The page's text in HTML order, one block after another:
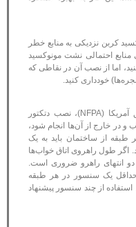
کربن نزدیکی به منابع خطر
احتمالی نشت مونوکسید
اما از نصب آن در نقاطی که
خودداری کنید.
طبق توصیه‌های سازمان حفاظت از حریق آمریکا (NFPA)، نصب دتکتور
و در خارج از آن‌ها انجام شود،
طبقه از ساختمان باید به یک
اگر طول راهروی اتاق خواب‌ها
هر دو انتهای راهرو ضروری است.
یک سنسور در هر طبقه
از چند سنسور پیشنهاد